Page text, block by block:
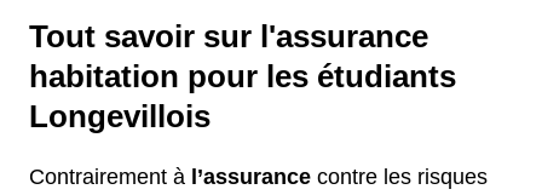
Tout savoir sur l'assurance
habitation pour les étudiants
Longevillois
Contrairement à l’assurance contre les risques